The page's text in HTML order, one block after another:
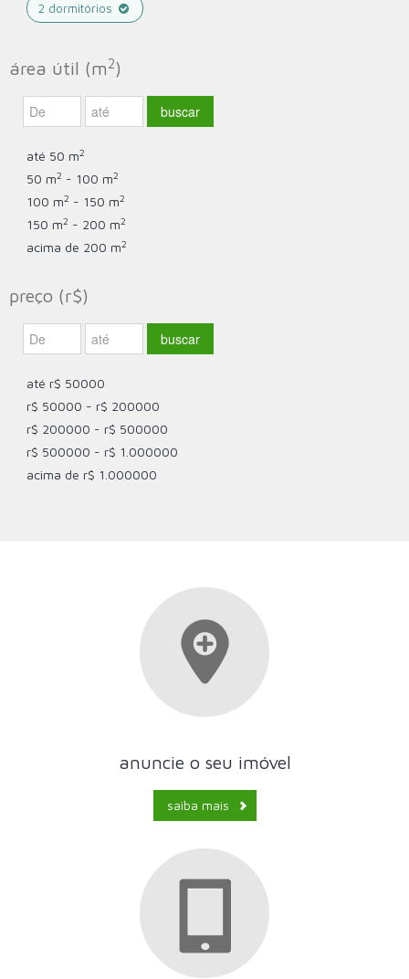
2 dormitórios
área útil (m2)
até 50 m2
50 m2 - 100 m2
100 m2 - 150 m2
150 m2 - 200 m2
acima de 200 m2
preço (r$)
até r$ 50000
r$ 50000 - r$ 200000
r$ 200000 - r$ 500000
r$ 500000 - r$ 1.000000
acima de r$ 1.000000
anuncie o seu imóvel
saiba mais